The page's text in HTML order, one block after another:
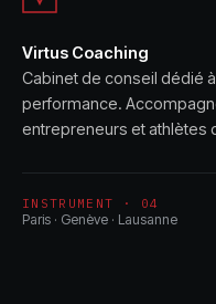
Virtus Coaching
Cabinet de conseil dédié
performance.
entrepreneurs et athlètes
INSTRUMENT · 04
Paris · Genève · Lausanne